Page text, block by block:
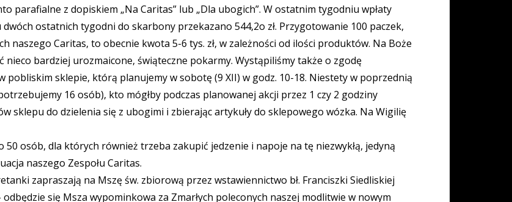
parafialne z dopiskiem „Na Caritas” lub „Dla ubogich”. W ostatnim tygodniu wpłaty
ostatnich tygodni do skarbony przekazano 544,2o zł. Przygotowanie 100 paczek,
naszego Caritas, to obecnie kwota 5-6 tys. zł, w zależności od ilości produktów. Na Boże
bardziej urozmaicone, świąteczne pokarmy. Wystąpiliśmy także o zgodę
sklepie, którą planujemy w sobotę (9 XII) w godz. 10-18. Niestety w poprzednią
16 osób), kto mógłby podczas planowanej akcji przez 1 czy 2 godziny
sklepu do dzielenia się z ubogimi i zbierając artykuły do sklepowego wózka. Na Wigilię
50 osób, dla których również trzeba zakupić jedzenie i napoje na tę niezwykłą, jedyną
naszego Zespołu Caritas.
zapraszają na Mszę św. zbiorową przez wstawiennictwo bł. Franciszki Siedliskiej
się Msza wypominkowa za Zmarłych poleconych naszej modlitwie w nowym